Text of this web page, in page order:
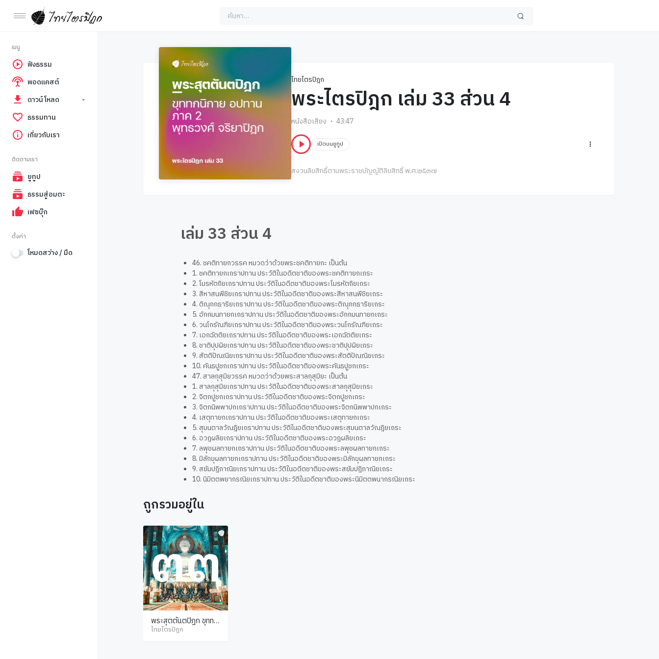
เมนู
ฟังธรรม
พอดแคสต์
ดาวน์โหลด
ธรรมทาน
เกี่ยวกับเรา
ติดตามเรา
ยูทูป
ธรรมสู่อมตะ
เฟซบุ๊ก
ตั้งค่า
โหมดสว่าง / มืด
ไทยไตรปิฎก
พระไตรปิฎก เล่ม 33 ส่วน 4
หนังสือเสียง 43:47
เปิดบนยูทูป
สงวนลิขสิทธิ์ตามพระราชบัญญัติลิขสิทธิ์ พ.ศ.๒๕๓๗
เล่ม 33 ส่วน 4
46. ชคติทายกวรรค หมวดว่าด้วยพระชคติทายกะ เป็นต้น
1. ชคติทายกเถราปทาน ประวัติในอดีตชาติของพระชคติทายกเถระ
2. โมรหัตถิยเถราปทาน ประวัติในอดีตชาติของพระโมรหัตถิยเถระ
3. สีหาสนพีชิยเถราปทาน ประวัติในอดีตชาติของพระสีหาสนพีชิยเถระ
4. ติณุกกธาริยเถราปทาน ประวัติในอดีตชาติของพระติณุกกธาริยเถระ
5. อักกมนทายกเถราปทาน ประวัติในอดีตชาติของพระอักกมนทายกเถระ
6. วนโกรัณฑิยเถราปทาน ประวัติในอดีตชาติของพระวนโกรัณฑิยเถระ
7. เอกฉัตติยเถราปทาน ประวัติในอดีตชาติของพระเอกฉัตติยเถระ
8. ชาติปุปผิยเถราปทาน ประวัติในอดีตชาติของพระชาติปุปผิยเถระ
9. สัตติปัณณิยเถราปทาน ประวัติในอดีตชาติของพระสัตติปัณณิยเถระ
10. คันธปูชกเถราปทาน ประวัติในอดีตชาติของพระคันธปูชกเถระ
47. สาลกุสุมิยวรรค หมวดว่าด้วยพระสาลกุสุมิยะ เป็นต้น
1. สาลกุสุมิยเถราปทาน ประวัติในอดีตชาติของพระสาลกุสุมิยเถระ
2. จิตกปูชกเถราปทาน ประวัติในอดีตชาติของพระจิตกปูชกเถระ
3. จิตกนิพพาปกเถราปทาน ประวัติในอดีตชาติของพระจิตกนิพพาปกเถระ
4. เสตุทายกเถราปทาน ประวัติในอดีตชาติของพระเสตุทายกเถระ
5. สุมนตาลวัณฎิยเถราปทาน ประวัติในอดีตชาติของพระสุมนตาลวัณฎิยเถระ
6. อวฎผลิยเถราปทาน ประวัติในอดีตชาติของพระอวฎผลิยเถระ
7. ลพุชผลทายกเถราปทาน ประวัติในอดีตชาติของพระลพุชผลทายกเถระ
8. มิลักขุผลทายกเถราปทาน ประวัติในอดีตชาติของพระมิลักขุผลทายกเถระ
9. สยัมปฎิภาณิยเถราปทาน ประวัติในอดีตชาติของพระสยัมปฎิภาณิยเถระ
10. นิมิตตพยากรณิยเถราปทาน ประวัติในอดีตชาติของพระนิมิตตพนากรณิยเถระ
ถูกรวมอยู่ใน
พระสุตตันตปิฎก ขุททก
นิกาย อปทาน ภาค 2 พุ
ไทยไตรปิฎก